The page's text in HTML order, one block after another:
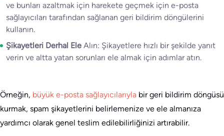
ve bunları azaltmak için harekete geçmek için e-posta
sağlayıcıları tarafından sağlanan geri bildirim döngülerini
kullanın.
Şikayetleri Derhal Ele Alın: Şikayetlere hızlı bir şekilde yanıt
verin ve altta yatan sorunları ele almak için adımlar atın.
Örneğin, büyük e-posta sağlayıcılarıyla bir geri bildirim döngüsü
kurmak, spam şikayetlerini belirlemenize ve ele almanıza
yardımcı olarak genel teslim edilebilirliğinizi artırabilir.